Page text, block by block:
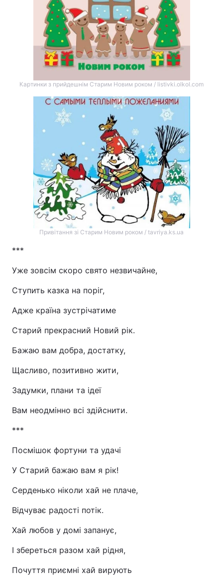
Картинки з прийдешнім Старим Новим роком / listivki.olkol.com
Привітання зі Старим Новим роком / tavriya.ks.ua
***
Уже зовсім скоро свято незвичайне,
Ступить казка на поріг,
Адже країна зустрічатиме
Старий прекрасний Новий рік.
Бажаю вам добра, достатку,
Щасливо, позитивно жити,
Задумки, плани та ідеї
Вам неодмінно всі здійснити.
***
Посмішок фортуни та удачі
У Старий бажаю вам я рік!
Серденько ніколи хай не плаче,
Відчуває радості потік.
Хай любов у домі запанує,
І збереться разом хай рідня,
Почуття приємні хай вирують